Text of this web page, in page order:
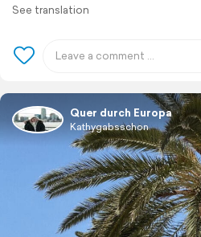
See translation
Quer durch Europa
Kathygabsschon